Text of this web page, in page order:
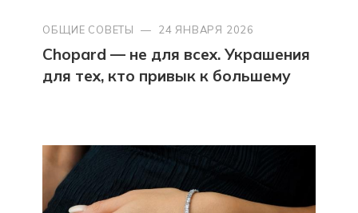
ОБЩИЕ СОВЕТЫ — 24 ЯНВАРЯ 2026
Chopard — не для всех. Украшения
для тех, кто привык к большему